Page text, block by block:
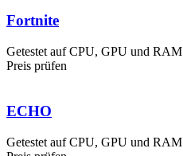
Fortnite
Getestet auf CPU, GPU und RAM
Preis prüfen
ECHO
Getestet auf CPU, GPU und RAM